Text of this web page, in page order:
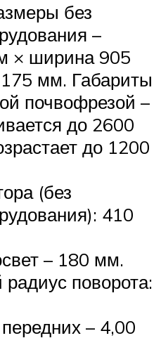
без
–
× ширина 905
мм. Габариты
почвофрезой –
до 2600
до 1200
(без
410
– 180 мм.
поворота:
– 4,00